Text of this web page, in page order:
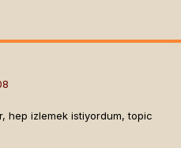
hep izlemek istiyordum, topic